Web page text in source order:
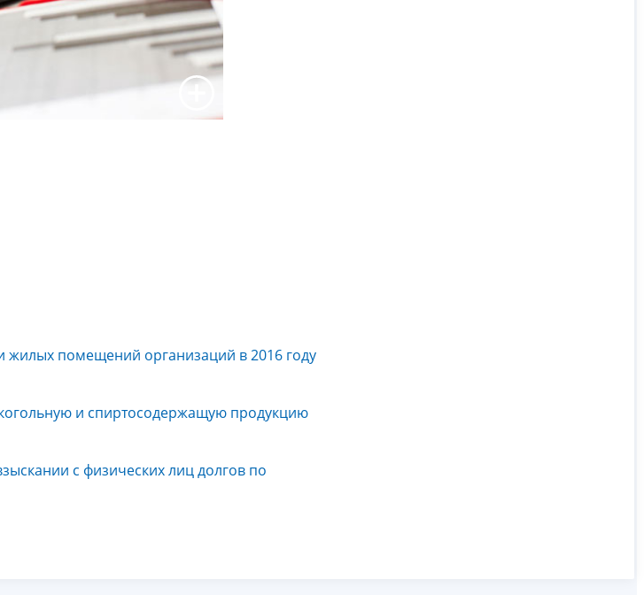
помещений организаций в 2016 году
и спиртосодержащую продукцию
с физических лиц долгов по